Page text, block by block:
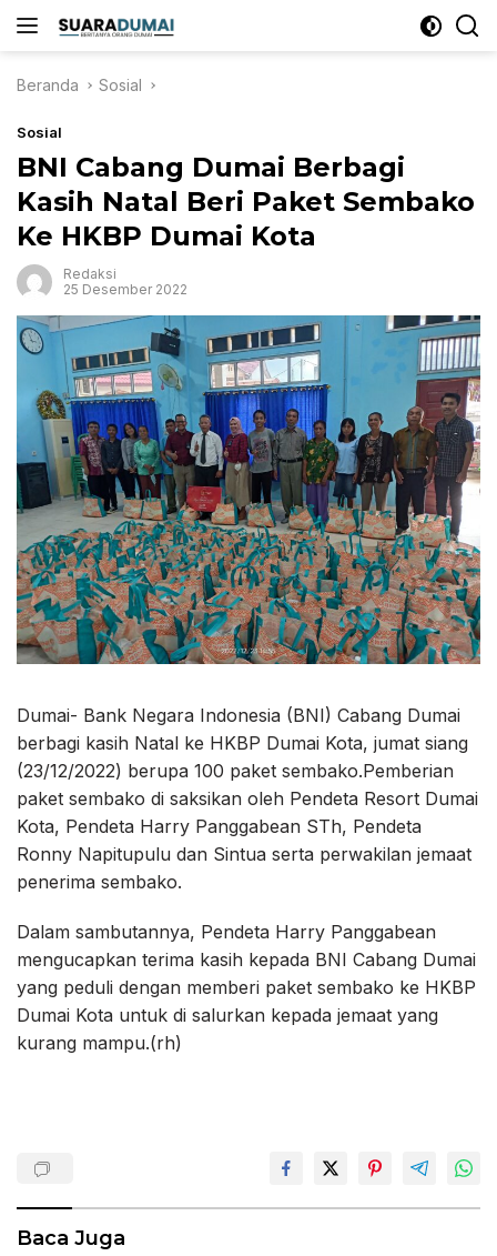
ke
Beranda
Sosial
Sosial
BNI Cabang Dumai Berbagi
Kasih Natal Beri Paket Sembako
Ke HKBP Dumai Kota
Redaksi
25 Desember 2022
Dumai- Bank Negara Indonesia (BNI) Cabang Dumai
berbagi kasih Natal ke HKBP Dumai Kota, jumat siang
(23/12/2022) berupa 100 paket sembako.Pemberian
paket sembako di saksikan oleh Pendeta Resort Dumai
Kota, Pendeta Harry Panggabean STh, Pendeta
Ronny Napitupulu dan Sintua serta perwakilan jemaat
penerima sembako.
Dalam sambutannya, Pendeta Harry Panggabean
mengucapkan terima kasih kepada BNI Cabang Dumai
yang peduli dengan memberi paket sembako ke HKBP
Dumai Kota untuk di salurkan kepada jemaat yang
kurang mampu.(rh)
Baca Juga